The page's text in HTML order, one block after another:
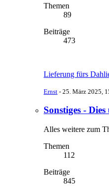
Themen
89
Beiträge
473
Lieferung fürs
Ernst - 25. März 2025,
Sonstiges -
Alles weitere zum
Themen
112
Beiträge
845